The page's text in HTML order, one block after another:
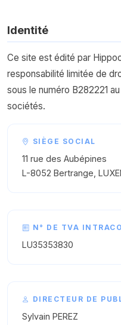
Identité
Ce site est édité par
responsabilité limitée de
sous le numéro B282221
sociétés.
SIÈGE SOCIAL
11 rue des Aubépines
L-8052 Bertrange,
N° DE TVA
LU35353830
DIRECTEUR DE
Sylvain PEREZ